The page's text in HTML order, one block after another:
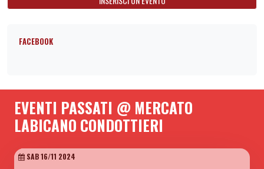
FACEBOOK
EVENTI PASSATI @ MERCATO
LABICANO CONDOTTIERI
SAB 16/11 2024